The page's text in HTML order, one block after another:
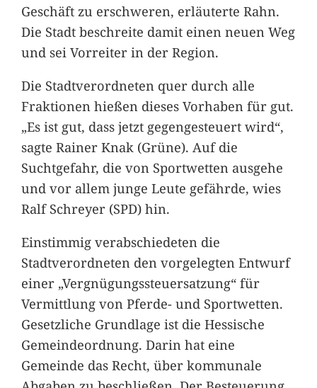
Geschäft zu erschweren, erläuterte Rahn.
Die Stadt beschreite damit einen neuen Weg
und sei Vorreiter in der Region.
Die Stadtverordneten quer durch alle
Fraktionen hießen dieses Vorhaben für gut.
„Es ist gut, dass jetzt gegengesteuert wird“,
sagte Rainer Knak (Grüne). Auf die
Suchtgefahr, die von Sportwetten ausgehe
und vor allem junge Leute gefährde, wies
Ralf Schreyer (SPD) hin.
Einstimmig verabschiedeten die
Stadtverordneten den vorgelegten Entwurf
einer „Vergnügungssteuersatzung“ für
Vermittlung von Pferde- und Sportwetten.
Gesetzliche Grundlage ist die Hessische
Gemeindeordnung. Darin hat eine
Gemeinde das Recht, über kommunale